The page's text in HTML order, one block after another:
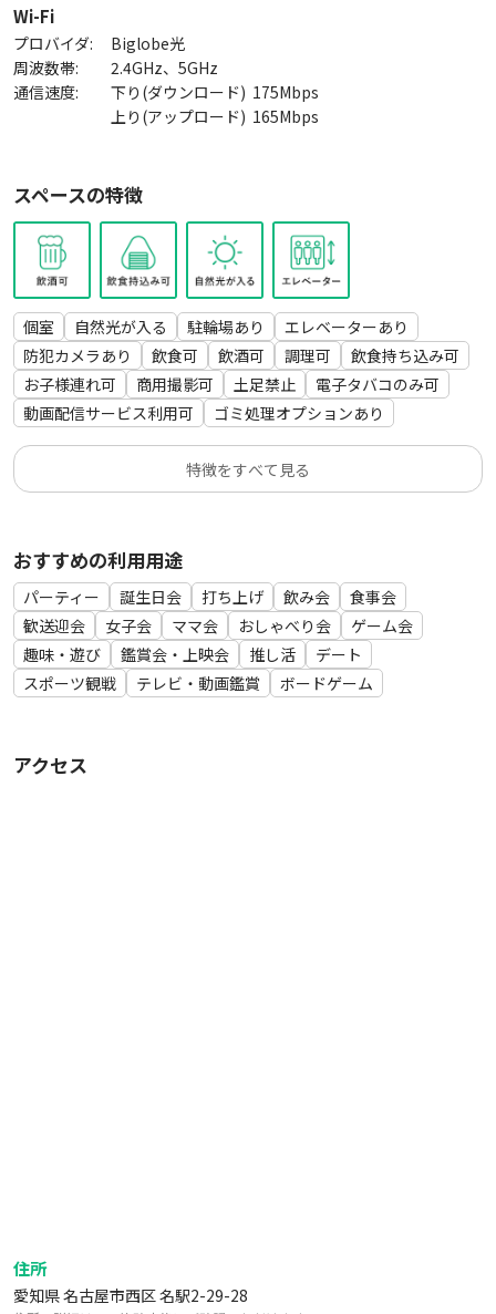
当スペースは分譲マンションの一室です。近隣の方へのご配慮
をお願いしております。下記、お守りただけない場合はやむを
得ず利用を当日に中止する場合がございます。
・建物の外で大声を出したり、たむろする
・大音量でのTV鑑賞やゲーム・音楽
Wi-Fi
プロバイダ:
Biglobe光
周波数帯:
2.4GHz、5GHz
通信速度:
下り(ダウンロード) 175Mbps
上り(アップロード) 165Mbps
スペースの特徴
個室 自然光が入る 駐輪場あり
エレベーターあり
防犯カメラあり
飲食可 飲酒可 調理可
飲食持ち込み可
お子様連れ可
商用撮影可 土足禁止
電子タバコのみ可
動画配信サービス利用可
ゴミ処理オプションあり
特徴をすべて見る
おすすめの利用用途
パーティー 誕生日会 打ち上げ 飲み会
食事会
歓送迎会
女子会 ママ会 おしゃべり会
ゲーム会
趣味・遊び
鑑賞会・上映会 推し活
デート
スポーツ観戦
テレビ・動画鑑賞 ボードゲーム
アクセス
住所
愛知県 名古屋市西区 名駅2-29-28